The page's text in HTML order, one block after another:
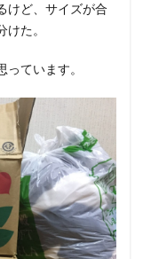
けど、サイズが合
た。
ています。